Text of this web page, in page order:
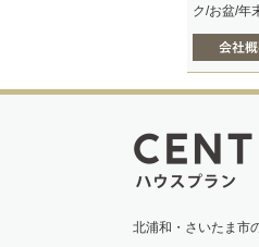
ク/お盆/年
北浦和・さいたま市